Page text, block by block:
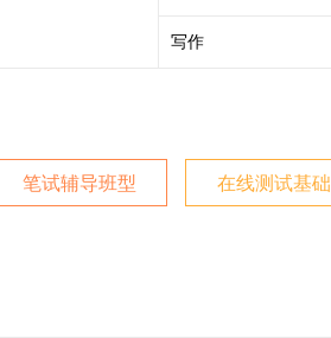
写作
笔试辅导班型 在线测试基础